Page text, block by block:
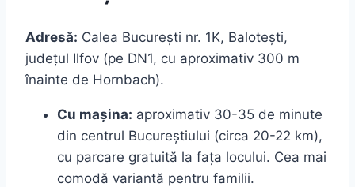
Adresă: Calea București nr. 1K, Balotești,
județul Ilfov (pe DN1, cu aproximativ 300 m
înainte de Hornbach).
Cu mașina: aproximativ 30-35 de minute
din centrul Bucureștiului (circa 20-22 km),
cu parcare gratuită la fața locului. Cea mai
comodă variantă pentru familii.